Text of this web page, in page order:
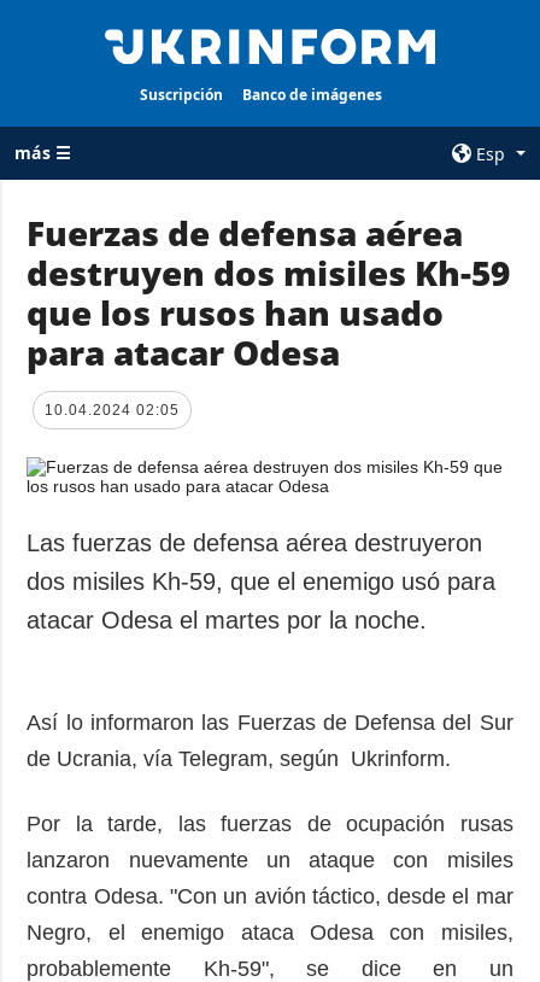
Suscripción Banco de imágenes
más ☰
Esp
TODAS LAS
CATEGORÍAS
Guerra
Reconstrucción
de Ucrania
Política
Economía
Sociedad y
Cultura
Deportes
emergencias
AGENCIA
sobre la agencia
contacto
Política de
protección de
ADICIONAL
Entrevistas
Fotos
Video
SERVICIOS
Suscripción
imágenes
Fuerzas de defensa aérea
destruyen dos misiles Kh-59
que los rusos han usado
para atacar Odesa
10.04.2024 02:05
Las fuerzas de defensa aérea destruyeron
dos misiles Kh-59, que el enemigo usó para
atacar Odesa el martes por la noche.
Así lo informaron las Fuerzas de Defensa del Sur
de Ucrania, vía Telegram, según Ukrinform.
Por la tarde, las fuerzas de ocupación rusas
lanzaron nuevamente un ataque con misiles
contra Odesa. "Con un avión táctico, desde el mar
Negro, el enemigo ataca Odesa con misiles,
probablemente Kh-59", se dice en un